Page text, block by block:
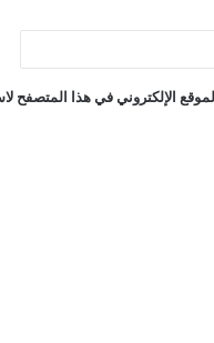
الإلكتروني في هذا المتصفح